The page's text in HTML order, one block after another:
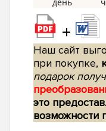
+
Наш сайт
при покупке,
подарок
это
возможности